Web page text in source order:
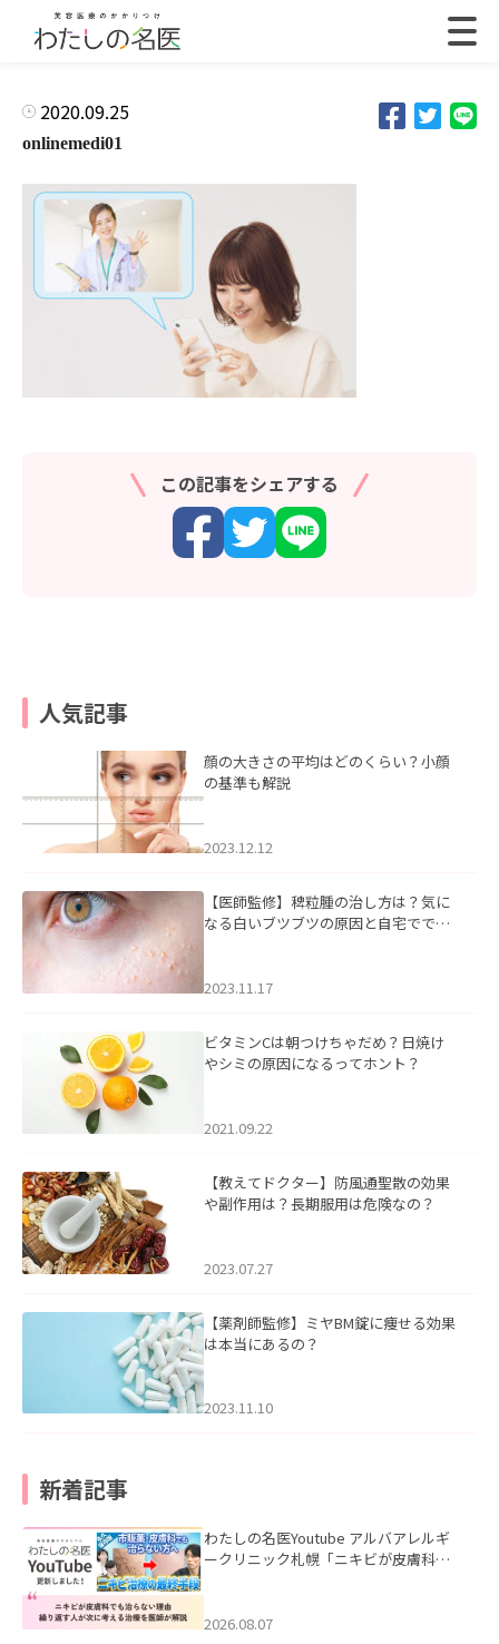
2020.09.25
onlinemedi01
この記事をシェアする
人気記事
顔の大きさの平均はどのくらい？小顔
の基準も解説
2023.12.12
【医師監修】稗粒腫の治し方は？気に
なる白いブツブツの原因と自宅ででき
2023.11.17
ビタミンCは朝つけちゃだめ？日焼け
やシミの原因になるってホント？
2021.09.22
【教えてドクター】防風通聖散の効果
や副作用は？長期服用は危険なの？
2023.07.27
【薬剤師監修】ミヤBM錠に痩せる効果
は本当にあるの？
2023.11.10
新着記事
わたしの名医Youtube アルバアレルギ
ークリニック札幌「ニキビが皮膚科で
ました。
2026.08.07